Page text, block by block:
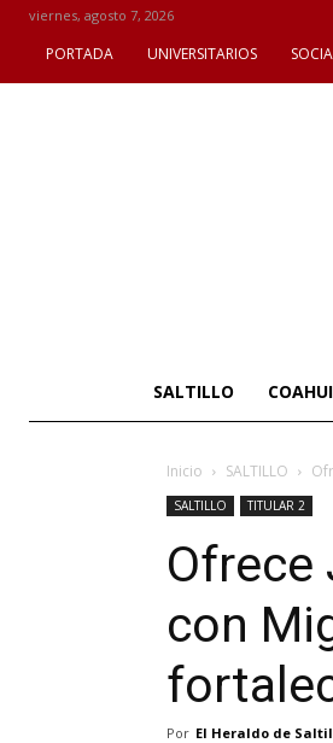
viernes, agosto 7, 2026
PORTADA UNIVERSITARIOS
SALTILLO
Inicio SALTILLO
SALTILLO TITULAR 2
Ofrece
con
Por El Heraldo de